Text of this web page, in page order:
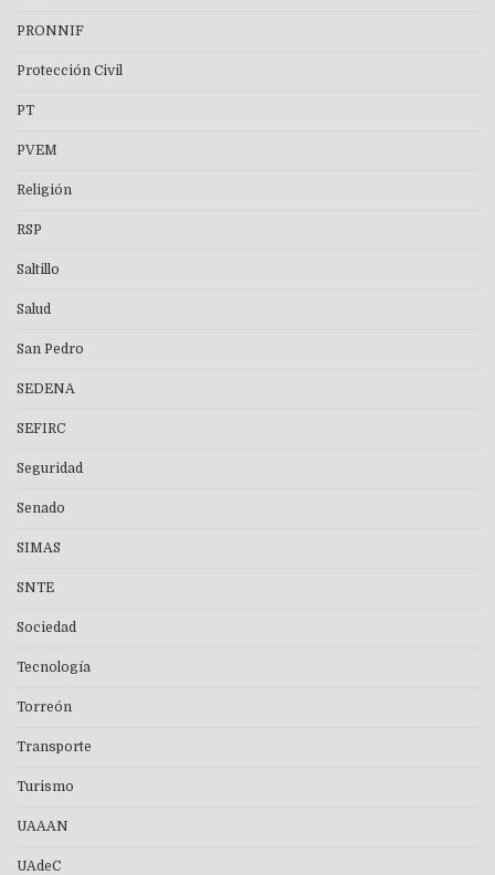
PRONNIF
Protección Civil
PT
PVEM
Religión
RSP
Saltillo
Salud
San Pedro
SEDENA
SEFIRC
Seguridad
Senado
SIMAS
SNTE
Sociedad
Tecnología
Torreón
Transporte
Turismo
UAAAN
UAdeC